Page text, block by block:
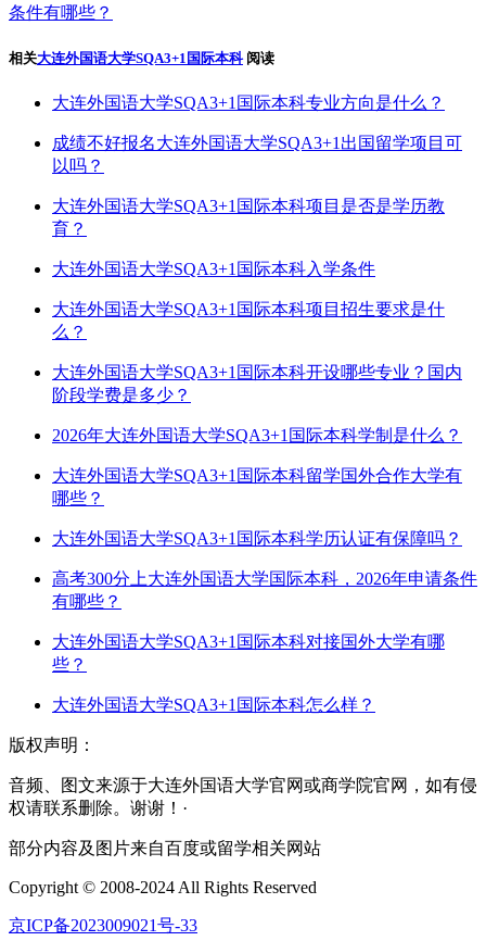
条件有哪些？
相关大连外国语大学SQA3+1国际本科 阅读
大连外国语大学SQA3+1国际本科专业方向是什么？
成绩不好报名大连外国语大学SQA3+1出国留学项目可
以吗？
大连外国语大学SQA3+1国际本科项目是否是学历教
育？
大连外国语大学SQA3+1国际本科入学条件
大连外国语大学SQA3+1国际本科项目招生要求是什
么？
大连外国语大学SQA3+1国际本科开设哪些专业？国内
阶段学费是多少？
2026年大连外国语大学SQA3+1国际本科学制是什么？
大连外国语大学SQA3+1国际本科留学国外合作大学有
哪些？
大连外国语大学SQA3+1国际本科学历认证有保障吗？
高考300分上大连外国语大学国际本科，2026年申请条件
有哪些？
大连外国语大学SQA3+1国际本科对接国外大学有哪
些？
大连外国语大学SQA3+1国际本科怎么样？
版权声明：
音频、图文来源于大连外国语大学官网或商学院官网，如有侵
权请联系删除。谢谢！·
部分内容及图片来自百度或留学相关网站
Copyright © 2008-2024 All Rights Reserved
京ICP备2023009021号-33